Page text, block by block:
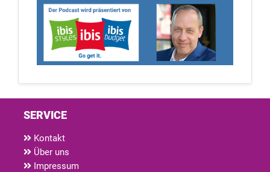
SERVICE
Kontakt
Über uns
Impressum